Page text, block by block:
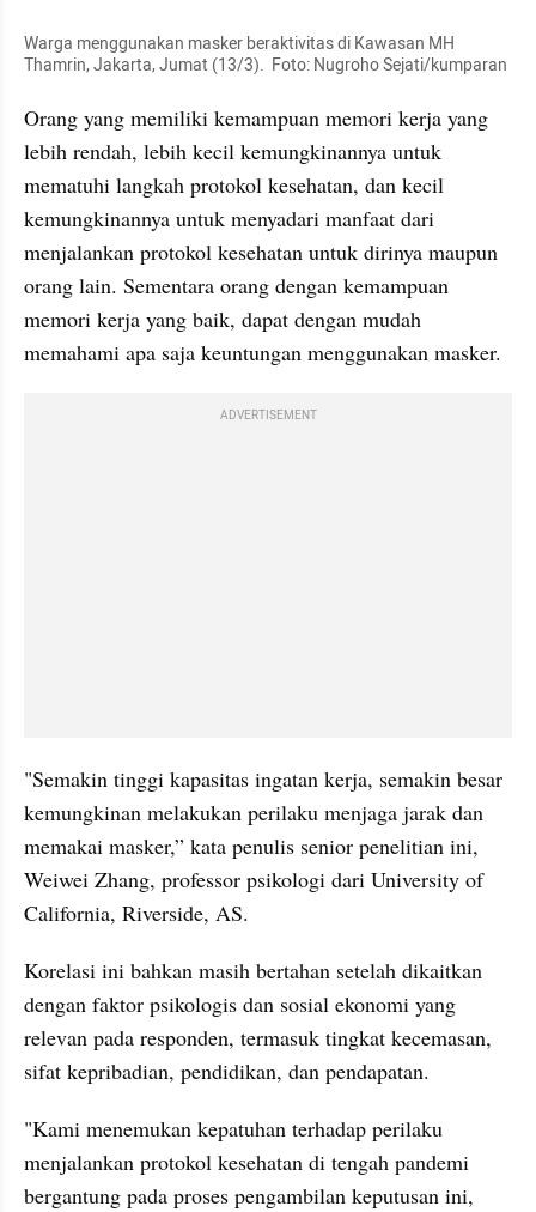
Warga menggunakan masker beraktivitas di Kawasan MH
Thamrin, Jakarta, Jumat (13/3). Foto: Nugroho Sejati/kumparan
Orang yang memiliki kemampuan memori kerja yang
lebih rendah, lebih kecil kemungkinannya untuk
mematuhi langkah protokol kesehatan, dan kecil
kemungkinannya untuk menyadari manfaat dari
menjalankan protokol kesehatan untuk dirinya maupun
orang lain. Sementara orang dengan kemampuan
memori kerja yang baik, dapat dengan mudah
memahami apa saja keuntungan menggunakan masker.
ADVERTISEMENT
"Semakin tinggi kapasitas ingatan kerja, semakin besar
kemungkinan melakukan perilaku menjaga jarak dan
Weiwei Zhang, professor psikologi dari University of
California, Riverside, AS.
Korelasi ini bahkan masih bertahan setelah dikaitkan
dengan faktor psikologis dan sosial ekonomi yang
relevan pada responden, termasuk tingkat kecemasan,
sifat kepribadian, pendidikan, dan pendapatan.
"Kami menemukan kepatuhan terhadap perilaku
menjalankan protokol kesehatan di tengah pandemi
bergantung pada proses pengambilan keputusan ini,